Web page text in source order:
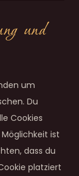
und
um
Du
Cookies
ist
dass du
platziert